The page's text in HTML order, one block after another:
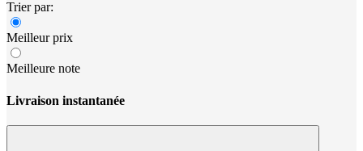
Trier par:
Meilleur prix
Meilleure note
Livraison instantanée